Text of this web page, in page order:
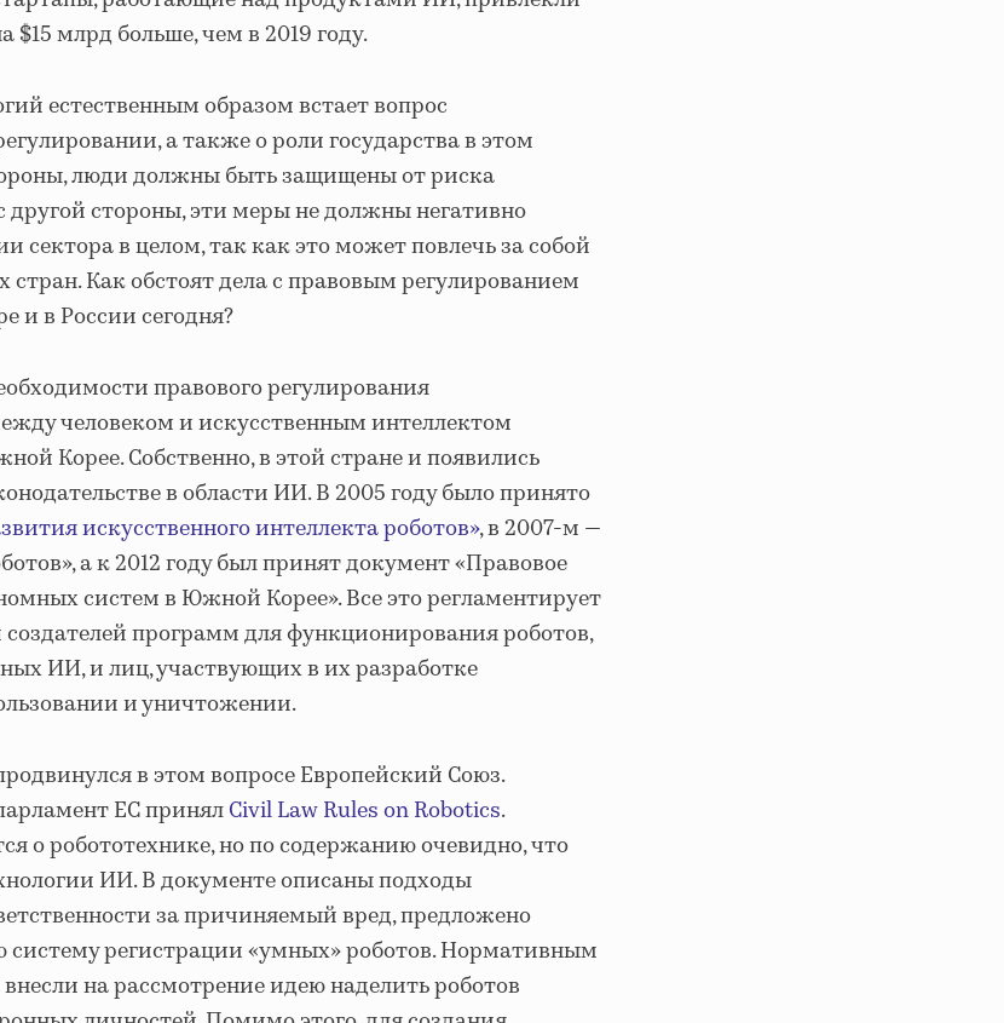
$15 млрд больше, чем в 2019 году.
естественным образом встает вопрос
а также о роли государства в этом
люди должны быть защищены от риска
другой стороны, эти меры не должны негативно
сектора в целом, так как это может повлечь за собой
стран. Как обстоят дела с правовым регулированием
и в России сегодня?
правового регулирования
человеком и искусственным интеллектом
Корее. Собственно, в этой стране и появились
в области ИИ. В 2005 году было принято
искусственного интеллекта роботов», в 2007-м —
а к 2012 году был принят документ «Правовое
систем в Южной Корее». Все это регламентирует
создателей программ для функционирования роботов,
ИИ, и лиц, участвующих в их разработке
и уничтожении.
в этом вопросе Европейский Союз.
ЕС принялCivil Law Rules on Robotics.
о робототехнике, но по содержанию очевидно, что
ИИ. В документе описаны подходы
за причиняемый вред, предложено
систему регистрации «умных» роботов. Нормативным
на рассмотрение идею наделить роботов